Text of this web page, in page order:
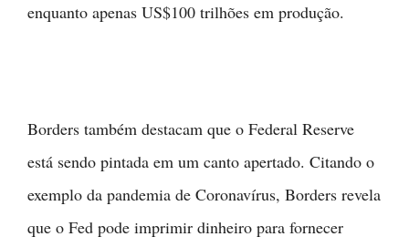
enquanto apenas US$100 trilhões em produção.
Borders também destacam que o Federal Reserve
está sendo pintada em um canto apertado. Citando o
exemplo da pandemia de Coronavírus, Borders revela
que o Fed pode imprimir dinheiro para fornecer